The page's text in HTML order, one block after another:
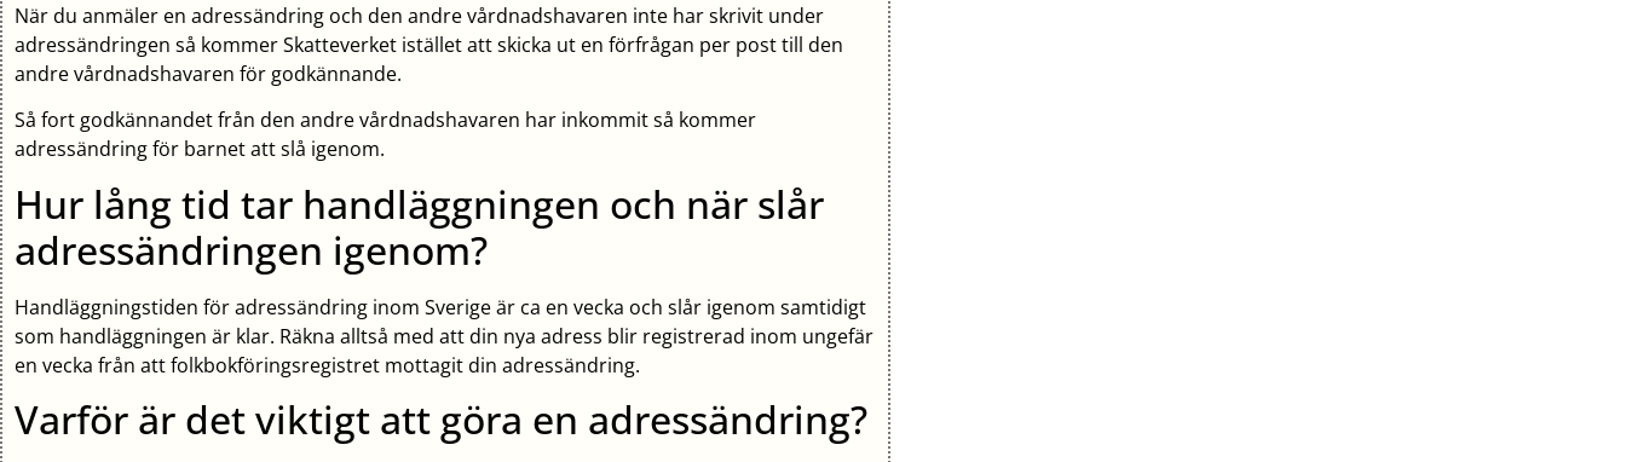
När du anmäler en adressändring och den andre vårdnadshavaren inte har skrivit under
adressändringen så kommer Skatteverket istället att skicka ut en förfrågan per post till den
andre vårdnadshavaren för godkännande.
Så fort godkännandet från den andre vårdnadshavaren har inkommit så kommer
adressändring för barnet att slå igenom.
Hur lång tid tar handläggningen och när slår
adressändringen igenom?
Handläggningstiden för adressändring inom Sverige är ca en vecka och slår igenom samtidigt
som handläggningen är klar. Räkna alltså med att din nya adress blir registrerad inom ungefär
en vecka från att folkbokföringsregistret mottagit din adressändring.
Varför är det viktigt att göra en adressändring?